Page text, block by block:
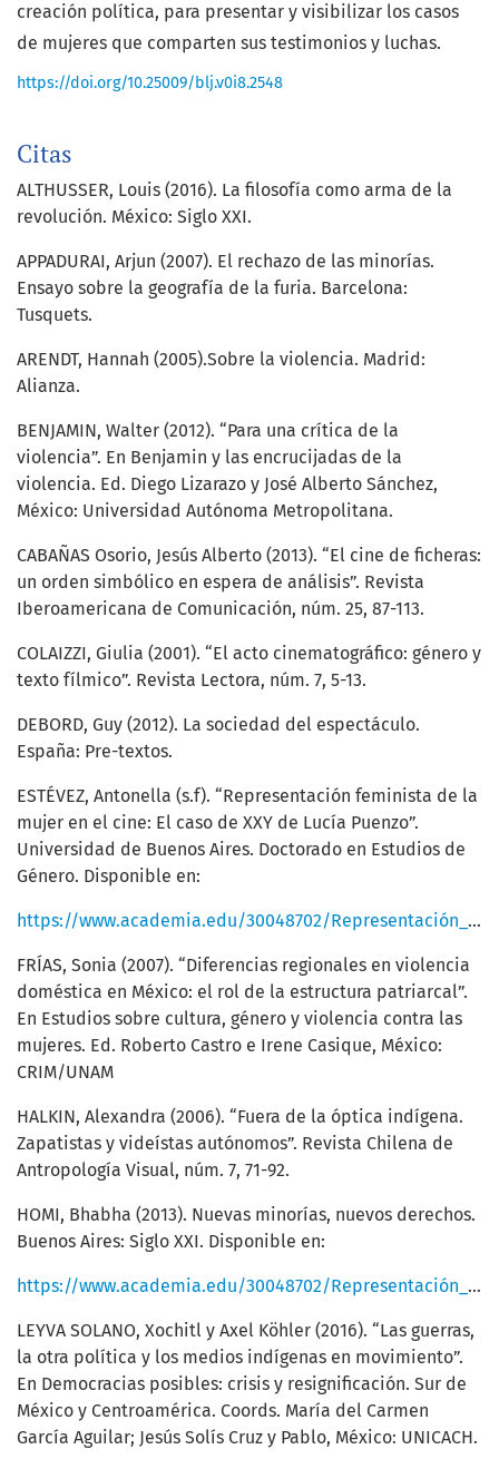
creación política, para presentar y visibilizar los casos
de mujeres que comparten sus testimonios y luchas.
https://doi.org/10.25009/blj.v0i8.2548
Citas
ALTHUSSER, Louis (2016). La filosofía como arma de la
revolución. México: Siglo XXI.
APPADURAI, Arjun (2007). El rechazo de las minorías.
Ensayo sobre la geografía de la furia. Barcelona:
Tusquets.
ARENDT, Hannah (2005).Sobre la violencia. Madrid:
Alianza.
BENJAMIN, Walter (2012). “Para una crítica de la
violencia”. En Benjamin y las encrucijadas de la
violencia. Ed. Diego Lizarazo y José Alberto Sánchez,
México: Universidad Autónoma Metropolitana.
CABAÑAS Osorio, Jesús Alberto (2013). “El cine de ficheras:
un orden simbólico en espera de análisis”. Revista
Iberoamericana de Comunicación, núm. 25, 87-113.
COLAIZZI, Giulia (2001). “El acto cinematográfico: género y
texto fílmico”. Revista Lectora, núm. 7, 5-13.
DEBORD, Guy (2012). La sociedad del espectáculo.
España: Pre-textos.
ESTÉVEZ, Antonella (s.f). “Representación feminista de la
mujer en el cine: El caso de XXY de Lucía Puenzo”.
Universidad de Buenos Aires. Doctorado en Estudios de
Género. Disponible en:
https://www.academia.edu/30048702/Representación_feminista_de_la_mujer_en_el_cine_El_caso_de_XXY_de_Lucí_Da_Puenzo.pdf
FRÍAS, Sonia (2007). “Diferencias regionales en violencia
doméstica en México: el rol de la estructura patriarcal”.
En Estudios sobre cultura, género y violencia contra las
mujeres. Ed. Roberto Castro e Irene Casique, México:
CRIM/UNAM
HALKIN, Alexandra (2006). “Fuera de la óptica indígena.
Zapatistas y videístas autónomos”. Revista Chilena de
Antropología Visual, núm. 7, 71-92.
HOMI, Bhabha (2013). Nuevas minorías, nuevos derechos.
Buenos Aires: Siglo XXI. Disponible en:
https://www.academia.edu/30048702/Representación_feminista_de_la_mujer_en_el_cine_El_caso_de_XXY_de_Lucía_Da_Puenzo.pdf
LEYVA SOLANO, Xochitl y Axel Köhler (2016). “Las guerras,
la otra política y los medios indígenas en movimiento”.
En Democracias posibles: crisis y resignificación. Sur de
México y Centroamérica. Coords. María del Carmen
García Aguilar; Jesús Solís Cruz y Pablo, México: UNICACH.